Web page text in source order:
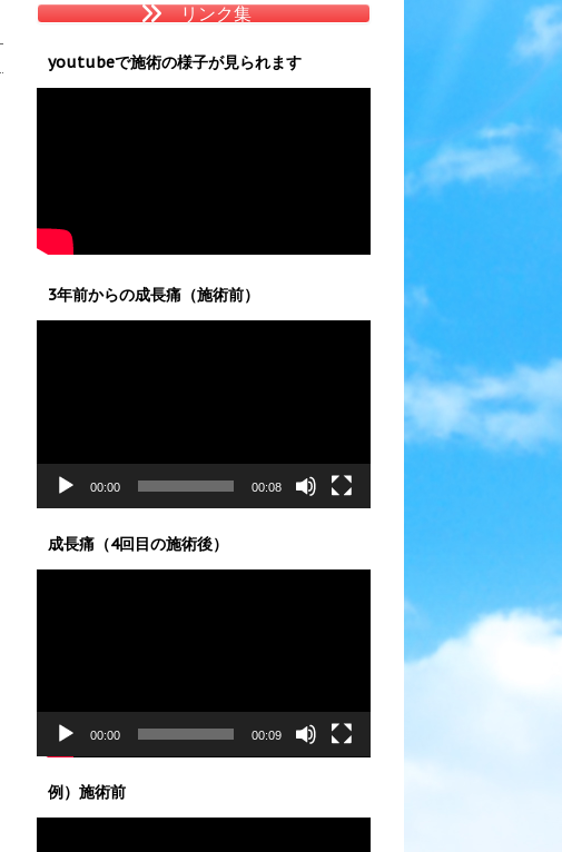
リンク集
youtubeで施術の様子が見られます
3年前からの成長痛（施術前）
00:00 00:08
成長痛（4回目の施術後）
00:00 00:09
例）施術前